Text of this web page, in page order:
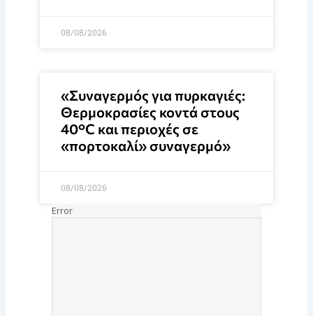
08/08/2026
«Συναγερμός για πυρκαγιές:
Θερμοκρασίες κοντά στους
40°C και περιοχές σε
«πορτοκαλί» συναγερμό»
08/08/2026